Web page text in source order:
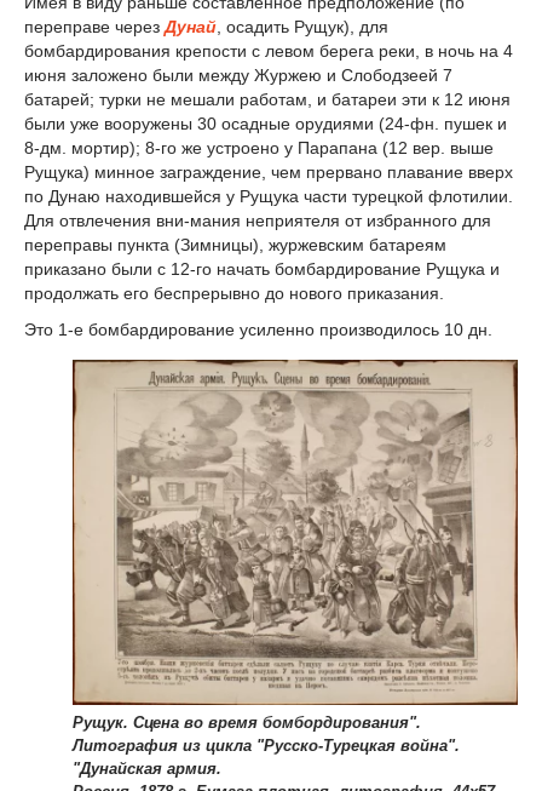
переправе черезДунай, осадить Рущук), для
бомбардирования крепости с левом берега реки, в ночь на 4
июня заложено были между Журжею и Слободзеей 7
батарей; турки не мешали работам, и батареи эти к 12 июня
были уже вооружены 30 осадные орудиями (24-фн. пушек и
8-дм. мортир); 8-го же устроено у Парапана (12 вер. выше
Рущука) минное заграждение, чем прервано плавание вверх
по Дунаю находившейся у Рущука части турецкой флотилии.
Для отвлечения вни-мания неприятеля от избранного для
переправы пункта (Зимницы), журжевским батареям
приказано были с 12-го начать бомбардирование Рущука и
продолжать его беспрерывно до нового приказания.
Это 1-е бомбардирование усиленно производилось 10 дн.
Рущук. Сцена во время бомбордирования".
Литография из цикла "Русско-Турецкая война".
"Дунайская армия.